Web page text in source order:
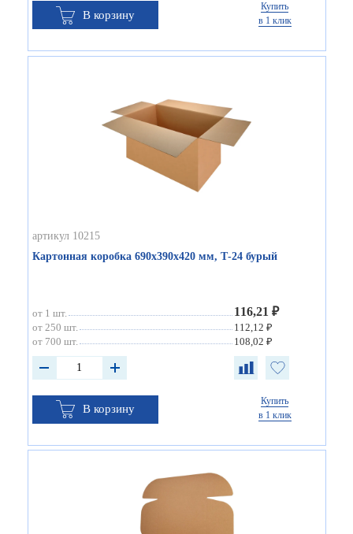
В корзину
Купить
в 1 клик
артикул 10215
Картонная коробка 690х390х420 мм, Т-24 бурый
от 1 шт. 116,21 ₽
от 250 шт.
112,12 ₽
от 700 шт.
108,02 ₽
В корзину
Купить
в 1 клик